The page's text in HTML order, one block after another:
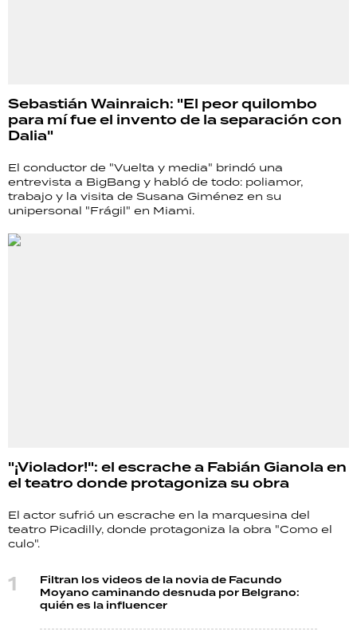
Sebastián Wainraich: "El peor quilombo
para mí fue el invento de la separación con
Dalia"
El conductor de "Vuelta y media" brindó una
entrevista a BigBang y habló de todo: poliamor,
trabajo y la visita de Susana Giménez en su
unipersonal "Frágil" en Miami.
"¡Violador!": el escrache a Fabián Gianola en
el teatro donde protagoniza su obra
El actor sufrió un escrache en la marquesina del
teatro Picadilly, donde protagoniza la obra "Como el
culo".
Filtran los videos de la novia de Facundo
Moyano caminando desnuda por Belgrano:
quién es la influencer